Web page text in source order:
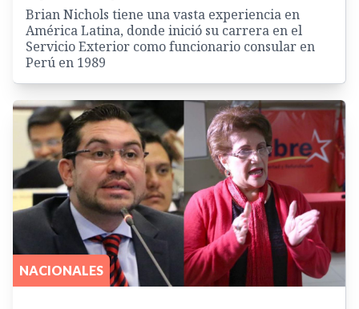
Brian Nichols tiene una vasta experiencia en
América Latina, donde inició su carrera en el
Servicio Exterior como funcionario consular en
Perú en 1989
NACIONALES